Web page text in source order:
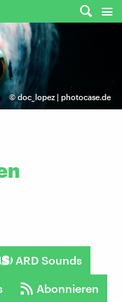
©doc_lopez | photocase.de
ARD Sounds
Abonnieren